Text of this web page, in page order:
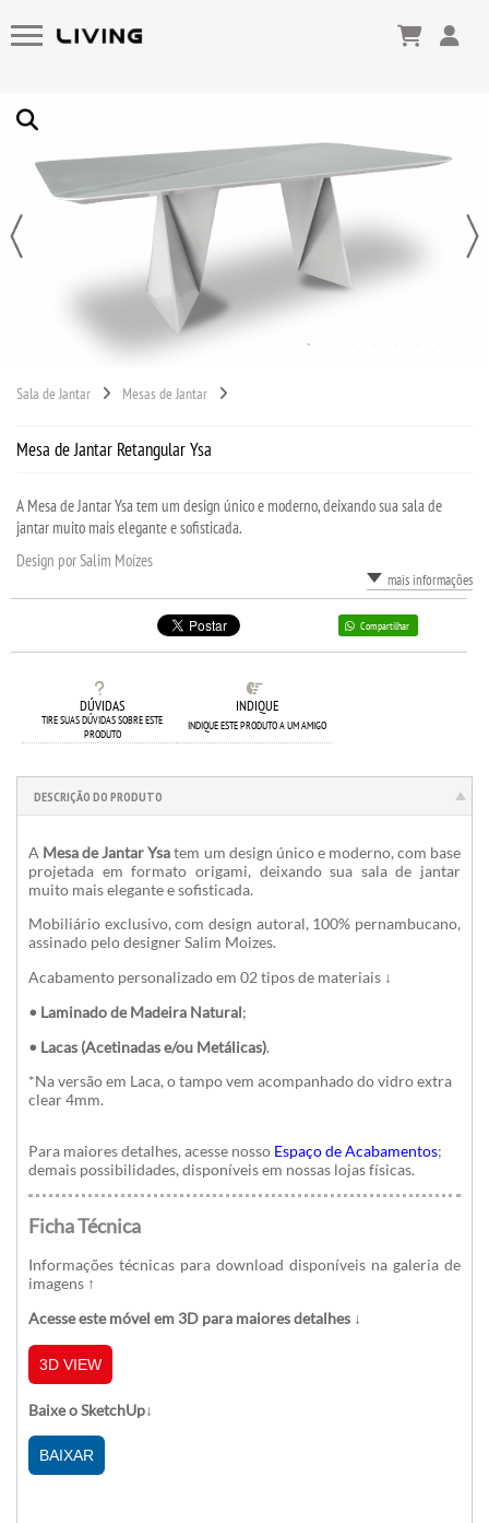
Sala de Jantar Mesas de Jantar
Mesa de Jantar Retangular Ysa
A Mesa de Jantar Ysa tem um design único e moderno, deixando sua sala de
jantar muito mais elegante e sofisticada.
Design por Salim Moízes
mais informações
Compartilhar
DÚVIDAS
TIRE SUAS DÚVIDAS SOBRE ESTE
PRODUTO
INDIQUE
INDIQUE ESTE PRODUTO A UM AMIGO
DESCRIÇÃO DO PRODUTO
A Mesa de Jantar Ysatem um design único e moderno, com base
projetada em formato origami, deixando sua sala de jantar
muito mais elegante e sofisticada.
Mobiliário exclusivo, com design autoral, 100% pernambucano,
assinado pelo designer Salim Moizes.
Acabamento personalizado em 02 tipos de materiais ↓
• Laminado de Madeira Natural;
• Lacas (Acetinadas e/ou Metálicas).
*Na versão em Laca, o tampo vem acompanhado do vidro extra
clear 4mm.
Para maiores detalhes, acesse nosso Espaço de Acabamentos;
demais possibilidades, disponíveis em nossas lojas físicas.
Ficha Técnica
Informações técnicas para download disponíveis na galeria de
imagens ↑
Acesse este móvel em 3D para maiores detalhes ↓
3D VIEW
Baixe o SketchUp↓
BAIXAR